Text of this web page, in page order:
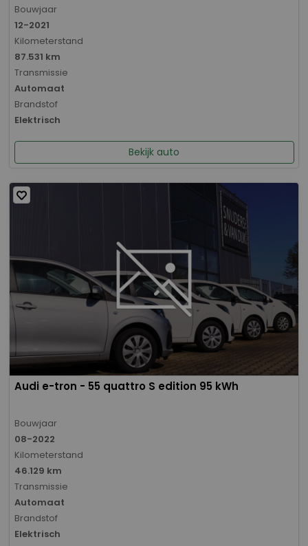
Bouwjaar
12-2021
Kilometerstand
87.531 km
Transmissie
Automaat
Brandstof
Elektrisch
Bekijk auto
Audi e-tron - 55 quattro S edition 95 kWh
Bouwjaar
08-2022
Kilometerstand
46.129 km
Transmissie
Automaat
Brandstof
Elektrisch